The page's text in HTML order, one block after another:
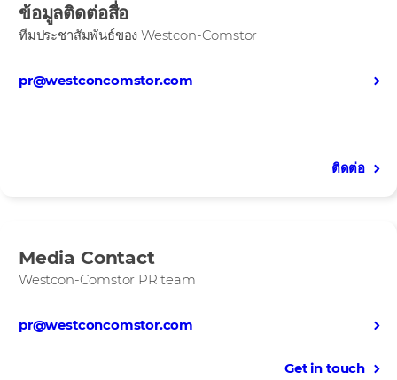
ข้อมูลติดต่อสื่อ
ทีมประชาสัมพันธ์ของ Westcon-Comstor
pr@westconcomstor.com
ติดต่อ
Media Contact
Westcon-Comstor PR team
pr@westconcomstor.com
Get in touch